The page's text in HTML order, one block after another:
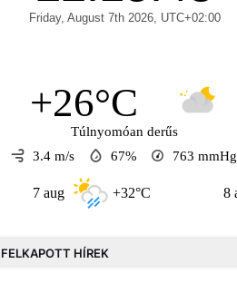
+26°C
Túlnyomóan derűs
3.4 m/s
67% 763 mmHg
+32°C
FELKAPOTT HÍREK